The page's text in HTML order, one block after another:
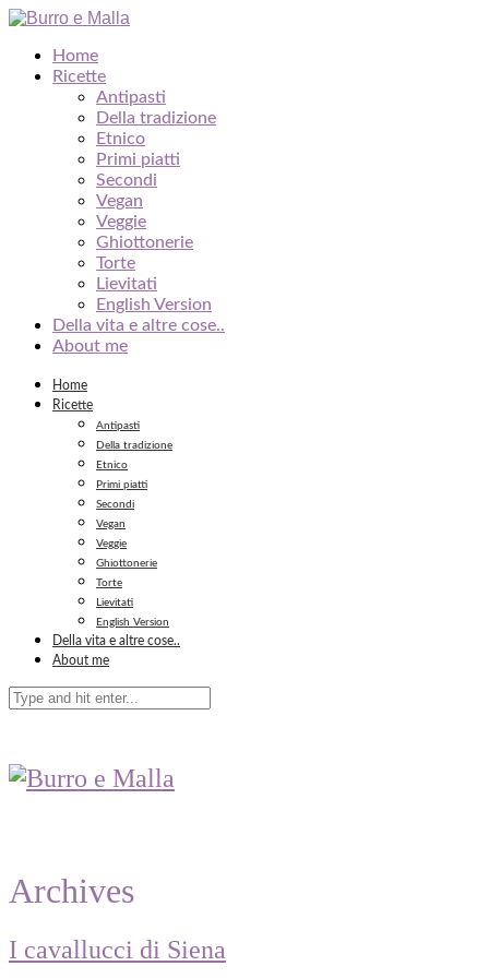
Home
Ricette
Antipasti
Della tradizione
Etnico
Primi piatti
Secondi
Vegan
Veggie
Ghiottonerie
Torte
Lievitati
English Version
Della vita e altre cose..
About me
Home
Ricette
Antipasti
Della tradizione
Etnico
Primi piatti
Secondi
Vegan
Veggie
Ghiottonerie
Torte
Lievitati
English Version
Della vita e altre cose..
About me
Archives
I cavallucci di Siena